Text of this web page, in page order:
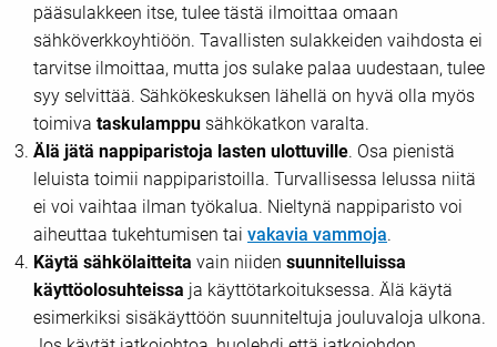
pääsulakkeen itse, tulee tästä ilmoittaa omaan
sähköverkkoyhtiöön. Tavallisten sulakkeiden vaihdosta ei
tarvitse ilmoittaa, mutta jos sulake palaa uudestaan, tulee
syy selvittää. Sähkökeskuksen lähellä on hyvä olla myös
toimiva taskulamppu sähkökatkon varalta.
Älä jätä nappiparistoja lasten ulottuville. Osa pienistä
leluista toimii nappiparistoilla. Turvallisessa lelussa niitä
ei voi vaihtaa ilman työkalua. Nieltynä nappiparisto voi
aiheuttaa tukehtumisen tai vakavia vammoja.
Käytä sähkölaitteita vain niiden suunnitelluissa
käyttöolosuhteissa ja käyttötarkoituksessa. Älä käytä
esimerkiksi sisäkäyttöön suunniteltuja jouluvaloja ulkona.